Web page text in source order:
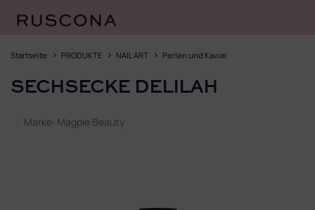
InhaltStartseite PRODUKTE NAIL ART Perlen und Kaviar
SECHSECKE DELILAH
Marke: Magpie Beauty